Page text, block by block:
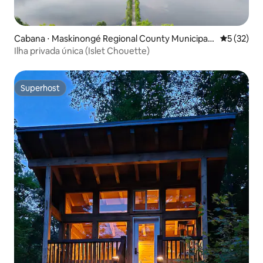
Cabana ⋅ Maskinongé Regional County Municipalit
y
5 de uma
5 (32)
Ilha privada única (Islet Chouette)
Superhost
Superhost